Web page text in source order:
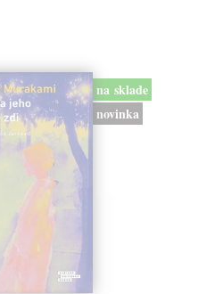
na sklade
novinka